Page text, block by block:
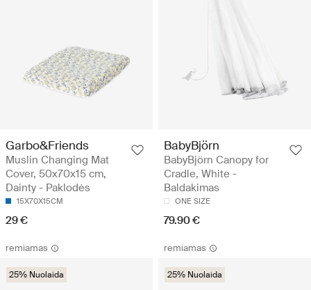
Garbo&Friends
Muslin Changing Mat
Cover, 50x70x15 cm,
Dainty - Paklodės
15X70X15CM
29 €
BabyBjörn
BabyBjörn Canopy for
Cradle, White -
Baldakimas
ONE SIZE
79.90 €
remiamas
25% Nuolaida
remiamas
25% Nuolaida